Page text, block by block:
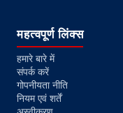
महत्वपूर्ण लिंक्स
हमारे बारे में
संपर्क करें
गोपनीयता नीति
नियम एवं शर्तें